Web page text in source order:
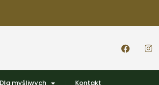
Dla myśliwych Kontakt